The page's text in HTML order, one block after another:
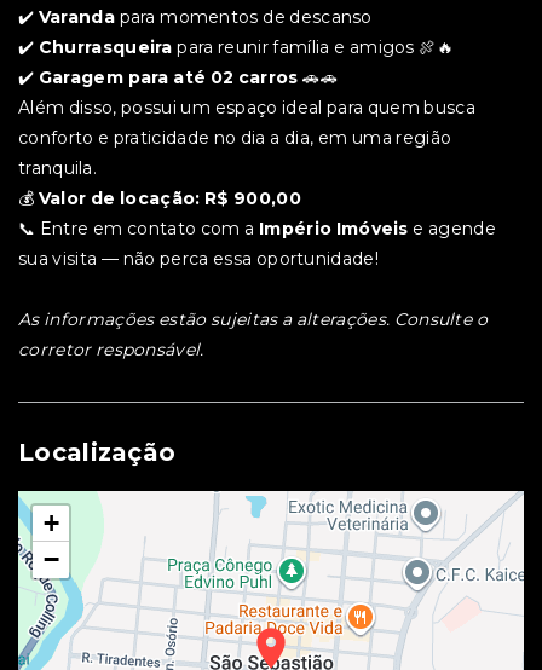
✔️ Varandapara momentos de descanso
✔️ Churrasqueira para reunir família e amigos 🍖🔥
✔️ Garagem para até 02 carros 🚗🚗
Além disso, possui um espaço ideal para quem busca
conforto e praticidade no dia a dia, em uma região
tranquila.
💰 Valor de locação: R$ 900,00
📞 Entre em contato com a Império Imóveis e agende
sua visita — não perca essa oportunidade!
As informações estão sujeitas a alterações. Consulte o
corretor responsável.
Localização
+
−